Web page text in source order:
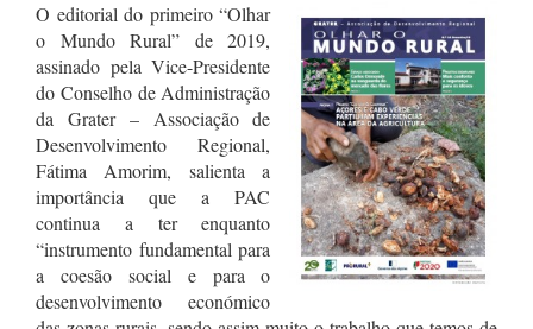
O editorial do primeiro “Olhar
o Mundo Rural” de 2019,
assinado pela Vice-Presidente
do Conselho de Administração
da Grater – Associação de
Desenvolvimento Regional,
Fátima Amorim, salienta a
importância que a PAC
continua a ter enquanto
“instrumento fundamental para
a coesão social e para o
desenvolvimento económico